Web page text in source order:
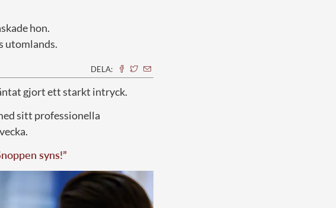
hon.
utomlands.
DELA:
gjort ett starkt intryck.
sitt professionella
syns!”